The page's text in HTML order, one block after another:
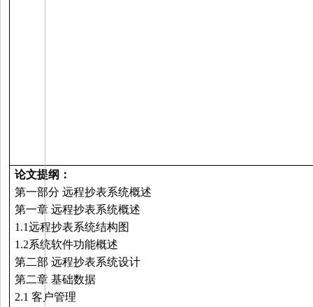
论文提纲：
第一部分 远程抄表系统概述
第一章 远程抄表系统概述
1.1远程抄表系统结构图
1.2系统软件功能概述
第二部 远程抄表系统设计
第二章 基础数据
2.1 客户管理